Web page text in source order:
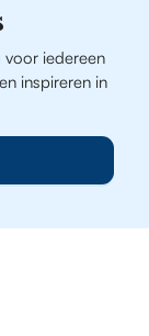
voor iedereen
inspireren in